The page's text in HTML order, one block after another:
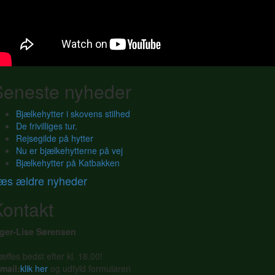
nyheder
Bjælkehytter i skovens stilhed
De frivilliges tur.
Rejsegilde på hytter
Nu er bjælkehytterne på vej
Bjælkehytter på Katbakken
ældre nyheder
Lise Sørensen
bedst efter kl. 18.00!
klik her og udfyld formularen